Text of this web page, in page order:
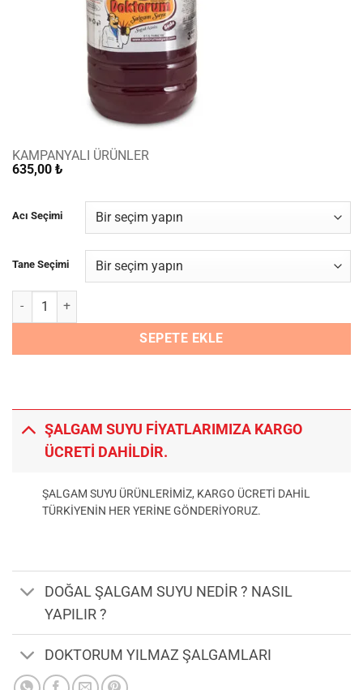
KAMPANYALI ÜRÜNLER
635,00 ₺
Acı Seçimi
Tane Seçimi
2 Adet 3 LT Şalgam Suyu adet
SEPETE EKLE
ŞALGAM SUYU FİYATLARIMIZA KARGO
ÜCRETİ DAHİLDİR.
ŞALGAM SUYU ÜRÜNLERİMİZ, KARGO ÜCRETİ DAHİL
TÜRKİYENİN HER YERİNE GÖNDERİYORUZ.
DOĞAL ŞALGAM SUYU NEDİR ? NASIL
YAPILIR ?
DOKTORUM YILMAZ ŞALGAMLARI